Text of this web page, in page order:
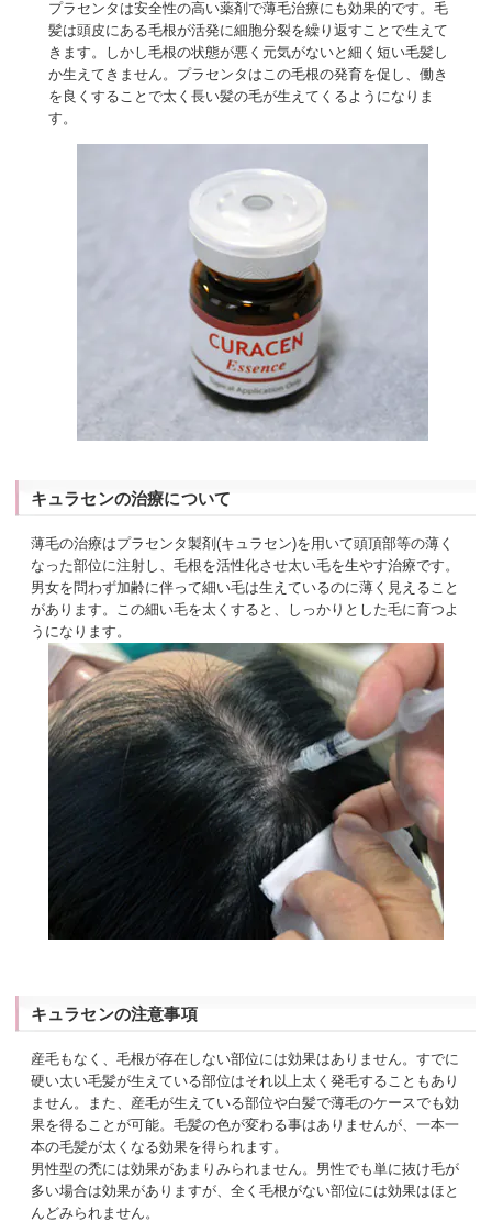
プラセンタは安全性の高い薬剤で薄毛治療にも効果的です。毛
髪は頭皮にある毛根が活発に細胞分裂を繰り返すことで生えて
きます。しかし毛根の状態が悪く元気がないと細く短い毛髪し
か生えてきません。プラセンタはこの毛根の発育を促し、働き
を良くすることで太く長い髪の毛が生えてくるようになりま
す。
キュラセンの治療について
薄毛の治療はプラセンタ製剤(キュラセン)を用いて頭頂部等の薄く
なった部位に注射し、毛根を活性化させ太い毛を生やす治療です。
男女を問わず加齢に伴って細い毛は生えているのに薄く見えること
があります。この細い毛を太くすると、しっかりとした毛に育つよ
うになります。
キュラセンの注意事項
産毛もなく、毛根が存在しない部位には効果はありません。すでに
硬い太い毛髪が生えている部位はそれ以上太く発毛することもあり
ません。また、産毛が生えている部位や白髪で薄毛のケースでも効
果を得ることが可能。毛髪の色が変わる事はありませんが、一本一
本の毛髪が太くなる効果を得られます。
男性型の禿には効果があまりみられません。男性でも単に抜け毛が
多い場合は効果がありますが、全く毛根がない部位には効果はほと
んどみられません。